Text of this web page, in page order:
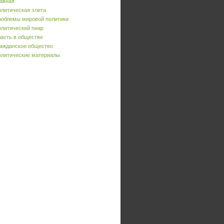
элита
мировой политики
пиар
в обществе
общество
материалы